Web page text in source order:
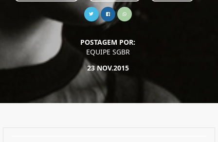
POSTAGEM POR:
EQUIPE SGBR
23 NOV.2015